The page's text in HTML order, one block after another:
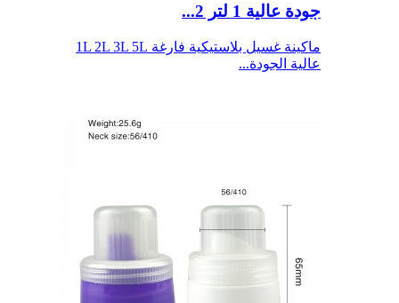
جودة عالية 1 لتر 2...
ماكينة غسيل بلاستيكية فارغة 1L 2L 3L 5L
عالية الجودة...